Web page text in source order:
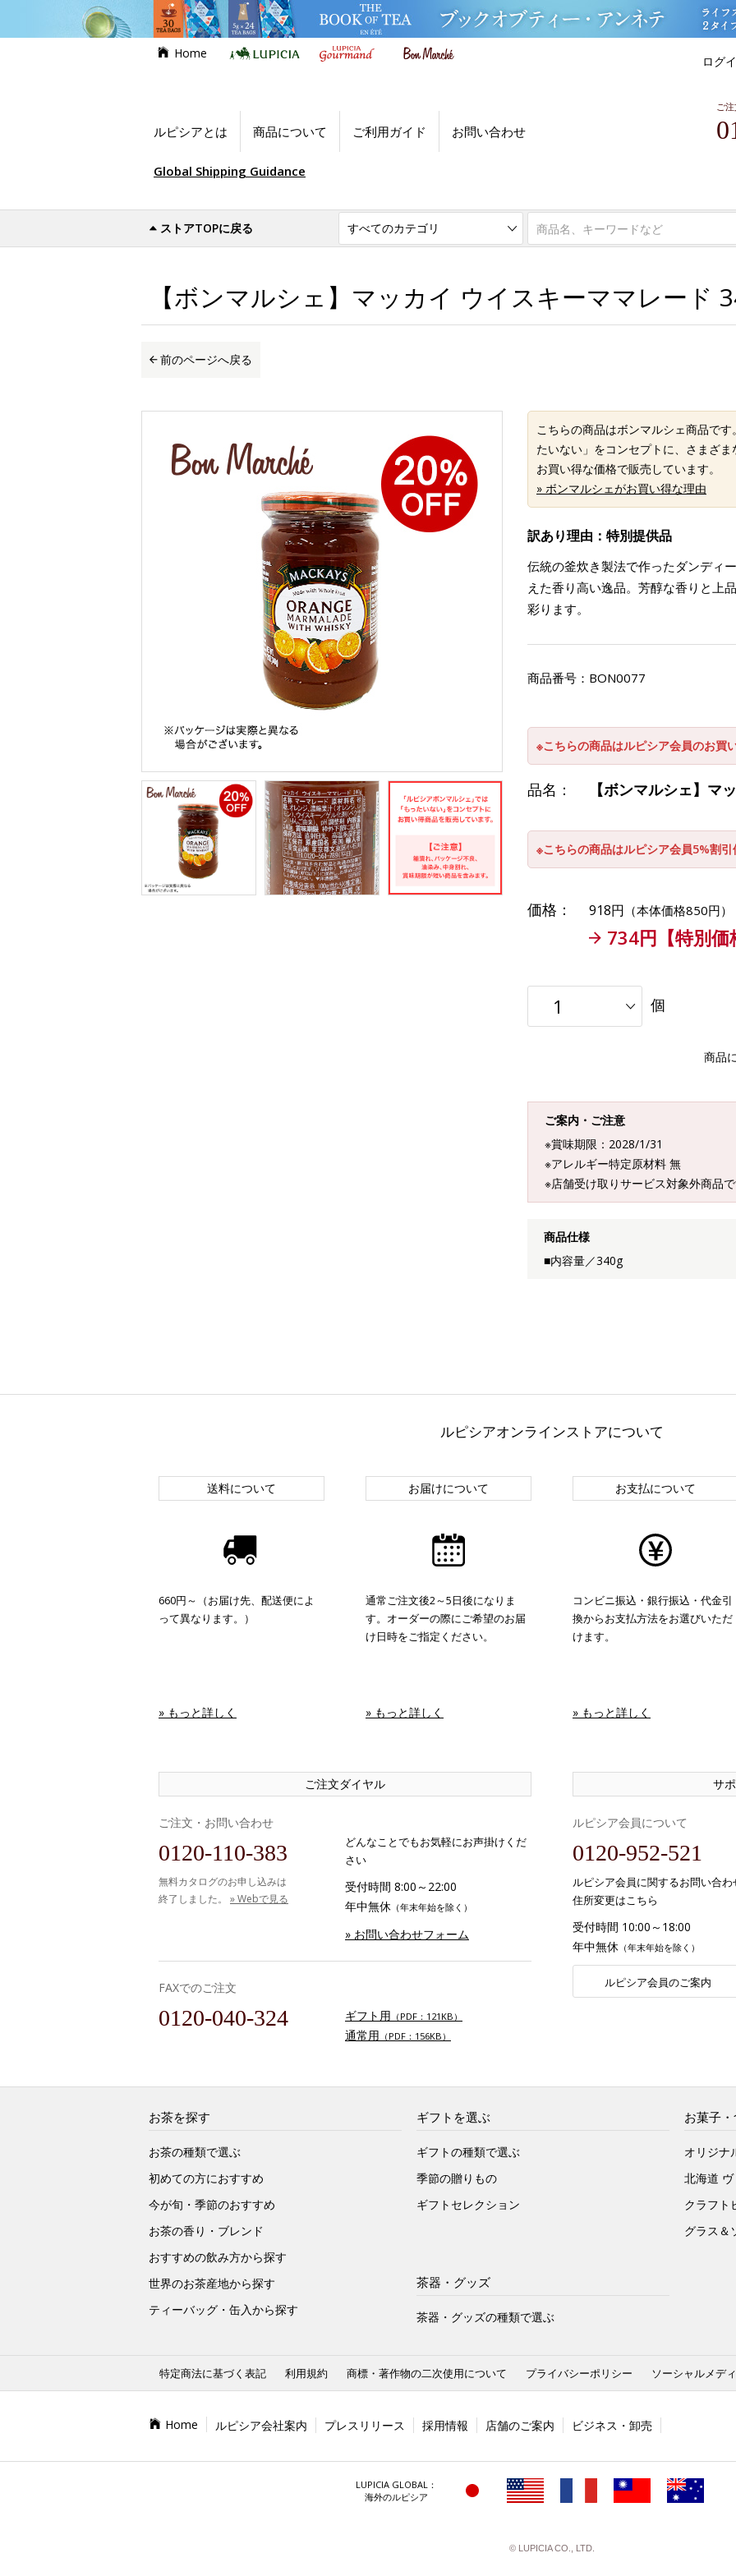
Home
ログ
ルピシアとは 商品について ご利用ガイド お問い合わせ
ご
Global Shipping Guidance
ストアTOPに戻る
世界のお茶専門店ルピシア お買い得商品 ボンマルシェ お買い得市場
【ボンマルシェ】マッカイ ウイスキーママレード
前のページへ戻る
こちらの商品はボンマルシェ商品で
たいない」をコンセプトに、さまざ
お買い得な価格で販売しています。
» ボンマルシェがお買い得な理由
訳あり理由：特別提供品
伝統の釜炊き製法で作ったダンディ
えた香り高い逸品。芳醇な香りと上
彩ります。
商品番号： BON0077
※こちらの商品はルピシア会員のお買
品名： 【ボンマルシェ】マ
※こちらの商品はルピシア会員5%割
価格： 918円 （本体価格850円）
734円【特別価
個
商品
ご案内・ご注意
※賞味期限：2028/1/31
※アレルギー特定原材料 無
※店舗受け取りサービス対象外商品
商品仕様
■内容量／340g
ルピシアオンラインストアについて
送料について
660円～（お届け先、配送便によ
って異なります。）
» もっと詳しく
お届けについて
通常ご注文後2～5日後になりま
す。オーダーの際にご希望のお届
け日時をご指定ください。
» もっと詳しく
お支払について
コンビニ振込・銀行振込・代金引
換からお支払方法をお選びいただ
けます。
» もっと詳しく
ご注文ダイヤル
ご注文・お問い合わせ
0120-110-383
無料カタログのお申し込みは
終了しました。 » Webで見る
どんなことでもお気軽にお声掛けくだ
さい
受付時間 8:00～22:00
年中無休 （年末年始を除く）
» お問い合わせフォーム
FAXでのご注文
0120-040-324 ギフト用 （PDF：121KB）
通常用 （PDF：156KB）
サ
ルピシア会員について
0120-952-521
ルピシア会員に関するお問い合わ
住所変更はこちら
受付時間 10:00～18:00
年中無休 （年末年始を除く）
ルピシア会員のご案内
お茶を探す
お茶の種類で選ぶ
初めての方におすすめ
今が旬・季節のおすすめ
お茶の香り・ブレンド
おすすめの飲み方から探す
世界のお茶産地から探す
ティーバッグ・缶入から探す
ギフトを選ぶ
ギフトの種類で選ぶ
季節の贈りもの
ギフトセレクション
お菓子
オリジナ
北海道
クラフト
グラス＆
茶器・グッズ
茶器・グッズの種類で選ぶ
特定商法に基づく表記 利用規約 商標・著作物の二次使用について プライバシーポリシー ソーシャルメデ
Home ルピシア会社案内 プレスリリース 採用情報 店舗のご案内 ビジネス・卸売
LUPICIA GLOBAL：
海外のルピシア
© LUPICIA CO., LTD.